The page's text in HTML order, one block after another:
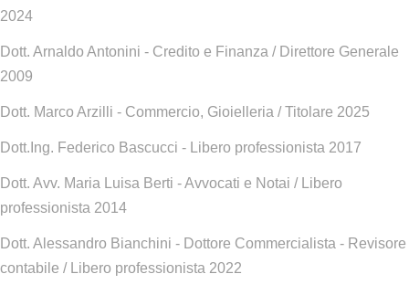
2024
Dott. Arnaldo Antonini - Credito e Finanza / Direttore Generale
2009
Dott. Marco Arzilli - Commercio, Gioielleria / Titolare 2025
Dott.Ing. Federico Bascucci - Libero professionista 2017
Dott. Avv. Maria Luisa Berti - Avvocati e Notai / Libero
professionista 2014
Dott. Alessandro Bianchini - Dottore Commercialista - Revisore
contabile / Libero professionista 2022